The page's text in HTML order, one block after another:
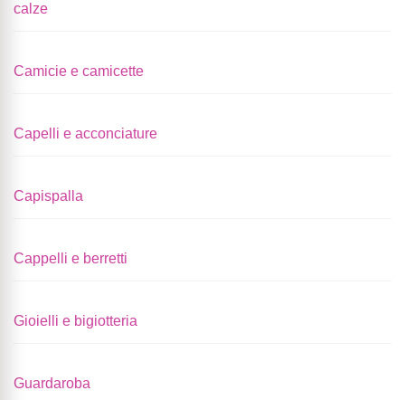
calze
Camicie e camicette
Capelli e acconciature
Capispalla
Cappelli e berretti
Gioielli e bigiotteria
Guardaroba